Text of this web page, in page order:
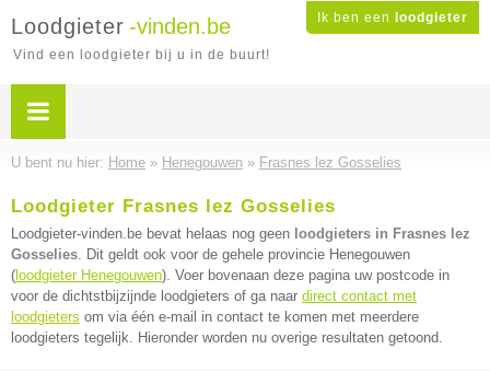
Ik ben een loodgieter
Loodgieter -vinden.be
Vind een loodgieter bij u in de buurt!
U bent nu hier: Home » Henegouwen » Frasnes lez Gosselies
Loodgieter Frasnes lez Gosselies
Loodgieter-vinden.be bevat helaas nog geen loodgieters in Frasnes lez
Gosselies. Dit geldt ook voor de gehele provincie Henegouwen
( loodgieter Henegouwen). Voer bovenaan deze pagina uw postcode in
voor de dichtstbijzijnde loodgieters of ga naar direct contact met
loodgieters om via één e-mail in contact te komen met meerdere
loodgieters tegelijk. Hieronder worden nu overige resultaten getoond.